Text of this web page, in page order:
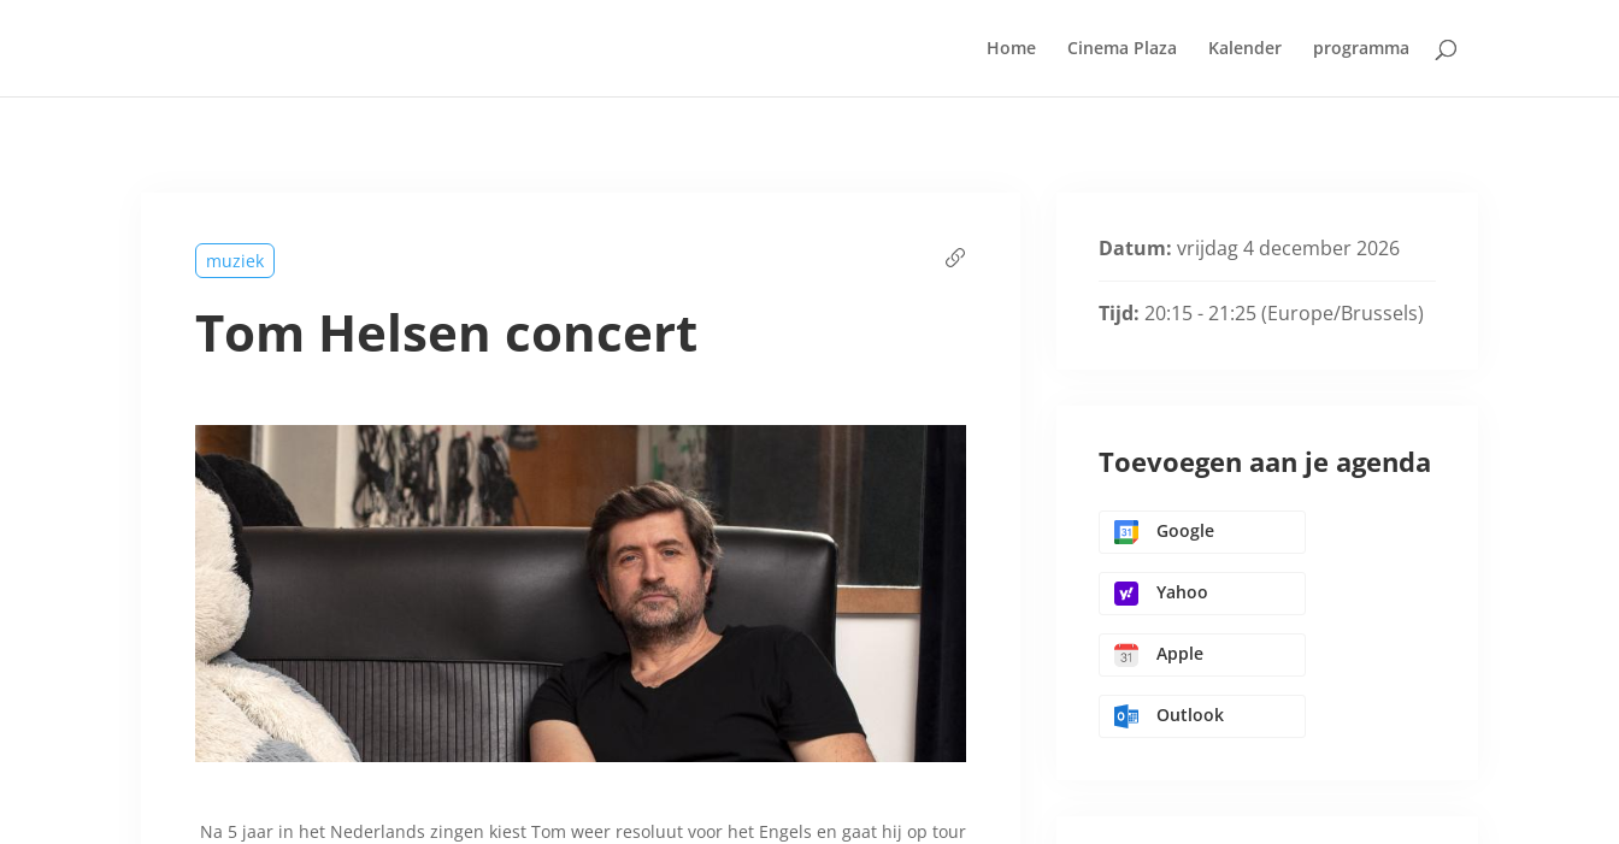
Home Cinema Plaza Kalender programma
muziek
Tom Helsen concert
Na 5 jaar in het Nederlands zingen kiest Tom weer resoluut voor het Engels en gaat hij op tour
Datum: vrijdag 4 december 2026
Tijd: 20:15 - 21:25(Europe/Brussels)
Toevoegen aan je agenda
Google
Yahoo
Apple
Outlook